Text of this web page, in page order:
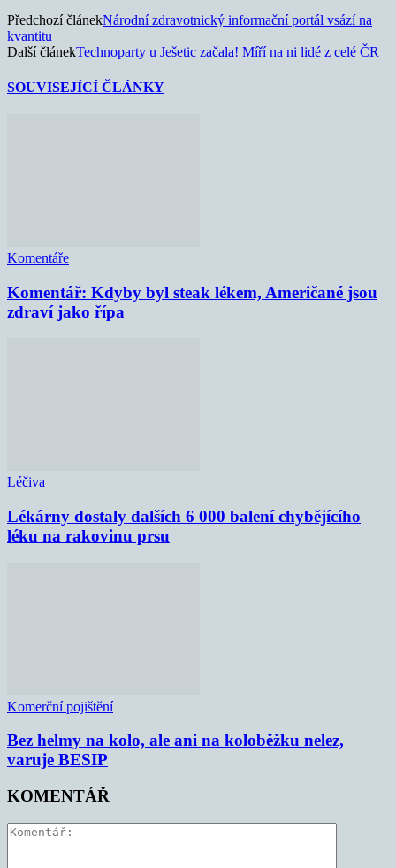
Předchozí článekNárodní zdravotnický informační portál vsází na
kvantitu
Další článekTechnoparty u Ješetic začala! Míří na ni lidé z celé ČR
SOUVISEJÍCÍ ČLÁNKY
Komentáře
Komentář: Kdyby byl steak lékem, Američané jsou
zdraví jako řípa
Léčiva
Lékárny dostaly dalších 6 000 balení chybějícího
léku na rakovinu prsu
Komerční pojištění
Bez helmy na kolo, ale ani na koloběžku nelez,
varuje BESIP
KOMENTÁŘ